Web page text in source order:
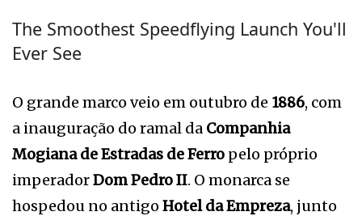
The Smoothest Speedflying Launch You'll
Ever See
O grande marco veio em outubro de 1886, com
a inauguração do ramal da Companhia
Mogiana de Estradas de Ferro pelo próprio
imperadorDom Pedro II. O monarca se
hospedou no antigo Hotel da Empreza, junto